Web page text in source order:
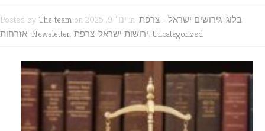
Posted by The team on ינו׳ 9, 2025 in בלוג, גירושים ישראל - צרפת,
אזרחות, Newsletter, ירושות ישראל-צרפת, Uncategorized